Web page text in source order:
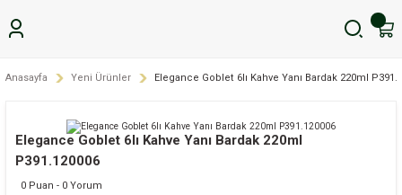
Anasayfa Yeni Ürünler Elegance Goblet 6lı Kahve Yanı Bardak 220ml
Elegance Goblet 6lı Kahve Yanı Bardak 220ml
P391.120006
0 Puan - 0 Yorum